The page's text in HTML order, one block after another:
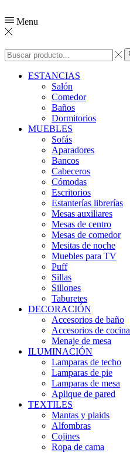
Menu
ESTANCIAS
Salón
Comedor
Baños
Dormitorios
MUEBLES
Sofás
Aparadores
Bancos
Cabeceros
Cómodas
Escritorios
Estanterías librerías
Mesas auxiliares
Mesas de centro
Mesas de comedor
Mesitas de noche
Muebles para TV
Puff
Sillas
Sillones
Taburetes
DECORACIÓN
Accesorios de baño
Accesorios de cocina
Menaje de mesa
ILUMINACIÓN
Lamparas de techo
Lamparas de pie
Lamparas de mesa
Aplique de pared
TEXTILES
Mantas y plaids
Alfombras
Cojines
Ropa de cama